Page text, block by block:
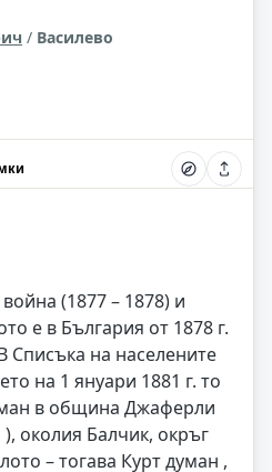
/ Василево
(1877 – 1878) и
е в България от 1878 г.
Списъка на населените
на 1 януари 1881 г. то
в община Джаферли
околия Балчик, окръг
– тогава Курт думан ,